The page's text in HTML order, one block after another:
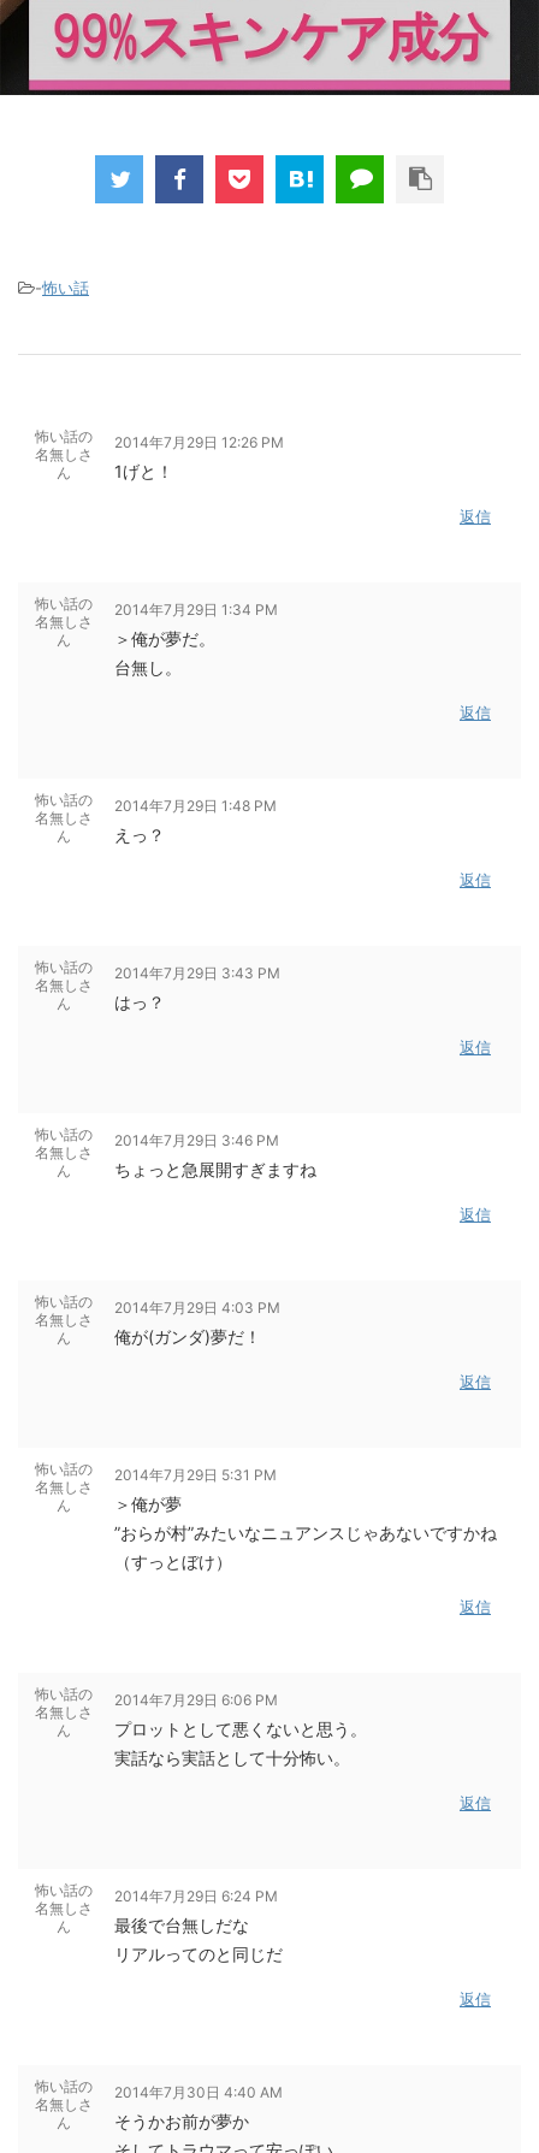
-怖い話
怖い話の
名無しさ
ん
2014年7月29日 12:26 PM
1げと！
返信
怖い話の
名無しさ
ん
2014年7月29日 1:34 PM
＞俺が夢だ。
台無し。
返信
怖い話の
名無しさ
ん
2014年7月29日 1:48 PM
えっ？
返信
怖い話の
名無しさ
ん
2014年7月29日 3:43 PM
はっ？
返信
怖い話の
名無しさ
ん
2014年7月29日 3:46 PM
ちょっと急展開すぎますね
返信
怖い話の
名無しさ
ん
2014年7月29日 4:03 PM
俺が(ガンダ)夢だ！
返信
怖い話の
名無しさ
ん
2014年7月29日 5:31 PM
＞俺が夢
”おらが村”みたいなニュアンスじゃあないですかね
（すっとぼけ）
返信
怖い話の
名無しさ
ん
2014年7月29日 6:06 PM
プロットとして悪くないと思う。
実話なら実話として十分怖い。
返信
怖い話の
名無しさ
ん
2014年7月29日 6:24 PM
最後で台無しだな
リアルってのと同じだ
返信
怖い話の
名無しさ
ん
2014年7月30日 4:40 AM
そうかお前が夢か